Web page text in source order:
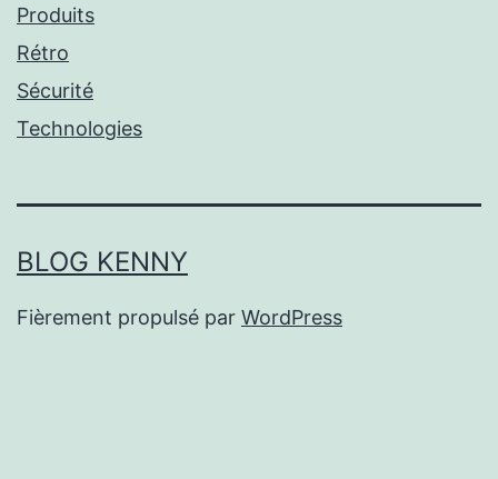
Produits
Rétro
Sécurité
Technologies
BLOG KENNY
Fièrement propulsé par WordPress